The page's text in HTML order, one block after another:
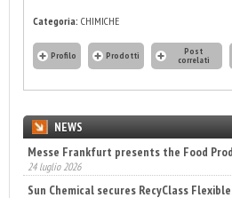
Categoria: CHIMICHE
Profilo Prodotti Post
correlati
NEWS
Messe Frankfurt presents the Food
24 luglio 2026
Sun Chemical secures RecyClass
22 luglio 2026